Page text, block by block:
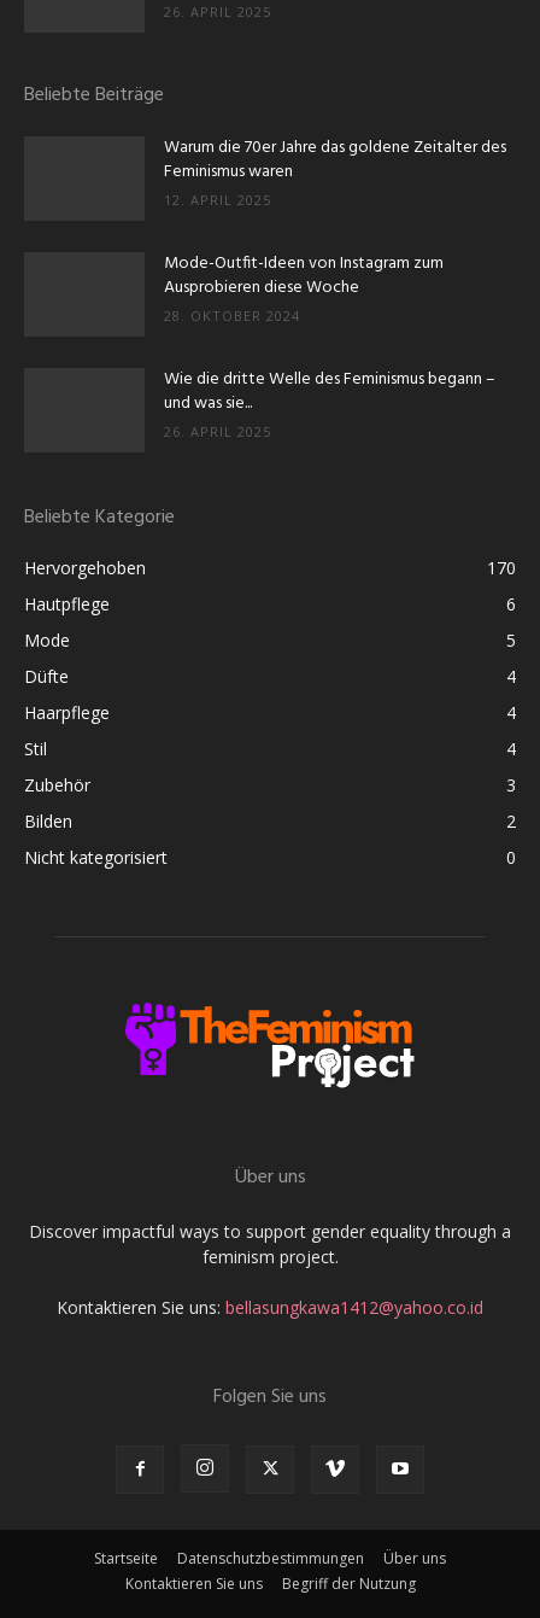
26. APRIL 2025
Beliebte Beiträge
Warum die 70er Jahre das goldene Zeitalter des
Feminismus waren
12. APRIL 2025
Mode-Outfit-Ideen von Instagram zum
Ausprobieren diese Woche
28. OKTOBER 2024
Wie die dritte Welle des Feminismus begann –
und was sie...
26. APRIL 2025
Beliebte Kategorie
Hervorgehoben
170
Hautpflege
6
Mode
5
Düfte
4
Haarpflege
4
Stil
4
Zubehör
3
Bilden
2
Nicht kategorisiert
0
Über uns
Discover impactful ways to support gender equality through a
feminism project.
Kontaktieren Sie uns: bellasungkawa1412@yahoo.co.id
Folgen Sie uns
Startseite Datenschutzbestimmungen
Über uns
Kontaktieren Sie uns
Begriff der Nutzung